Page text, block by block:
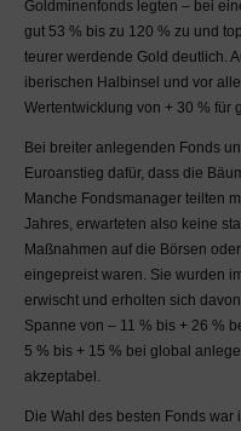
Goldminenfonds legten – bei
gut 53 % bis zu 120 % zu und
teurer werdende Gold deutlich.
iberischen Halbinsel und vor
Wertentwicklung von + 30 % für
Bei breiter anlegenden Fonds
Euroanstieg dafür, dass die
Manche Fondsmanager teilten
Jahres, erwarteten also keine
Maßnahmen auf die Börsen
eingepreist waren. Sie wurden
erwischt und erholten sich
Spanne von – 11 % bis + 26 %
5 % bis + 15 % bei global
akzeptabel.
Die Wahl des besten Fonds